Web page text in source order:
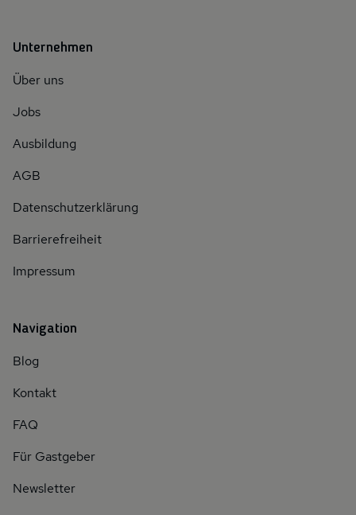
Unternehmen
Über uns
Jobs
Ausbildung
AGB
Datenschutzerklärung
Barrierefreiheit
Impressum
Navigation
Blog
Kontakt
FAQ
Für Gastgeber
Newsletter